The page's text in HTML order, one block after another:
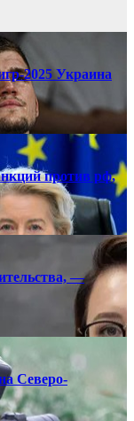
2025 Украина
против рф,
—
Северо-